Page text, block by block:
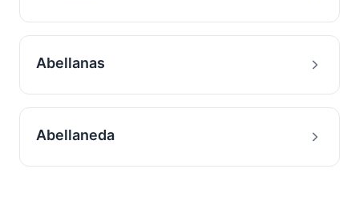
Abellanas
Abellaneda